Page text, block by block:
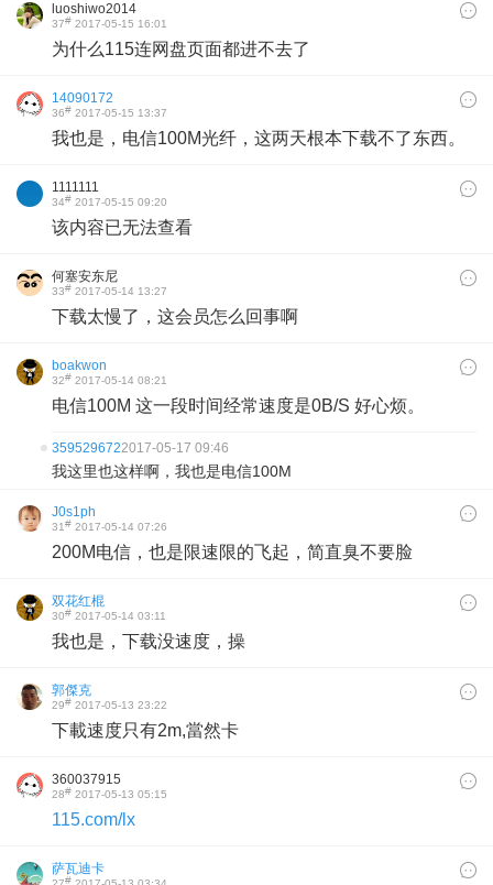
luoshiwo2014
37# 2017-05-15 16:01
为什么115连网盘页面都进不去了
14090172
36# 2017-05-15 13:37
我也是，电信100M光纤，这两天根本下载不了东西。
1111111
34# 2017-05-15 09:20
该内容已无法查看
何塞安东尼
33# 2017-05-14 13:27
下载太慢了，这会员怎么回事啊
boakwon
32# 2017-05-14 08:21
电信100M 这一段时间经常速度是0B/S 好心烦。
3595296722017-05-17 09:46
我这里也这样啊，我也是电信100M
J0s1ph
31# 2017-05-14 07:26
200M电信，也是限速限的飞起，简直臭不要脸
双花红棍
30# 2017-05-14 03:11
我也是，下载没速度，操
郭傑克
29# 2017-05-13 23:22
下載速度只有2m,當然卡
360037915
28# 2017-05-13 05:15
115.com/lx
萨瓦迪卡
#